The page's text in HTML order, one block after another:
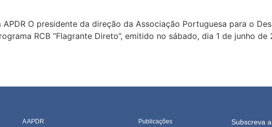
O presidente da direção da Associação Portuguesa para o
RCB “Flagrante Direto”, emitido no sábado, dia 1 de junho de
A APDR
Publicações
Subscreva